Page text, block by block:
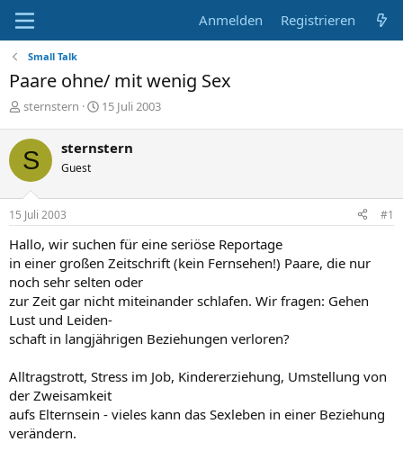
Anmelden Registrieren
Small Talk
Paare ohne/ mit wenig Sex
E
s
t
e
l
l
e
sternstern
E
t
l
m
15 Juli 2003
S sternstern
Guest
15 Juli 2003 #1
Hallo, wir suchen für eine seriöse Reportage
in einer großen Zeitschrift (kein Fernsehen!) Paare, die nur
noch sehr selten oder
zur Zeit gar nicht miteinander schlafen. Wir fragen: Gehen
Lust und Leiden-
schaft in langjährigen Beziehungen verloren?
Alltragstrott, Stress im Job, Kindererziehung, Umstellung von
der Zweisamkeit
aufs Elternsein - vieles kann das Sexleben in einer Beziehung
verändern.